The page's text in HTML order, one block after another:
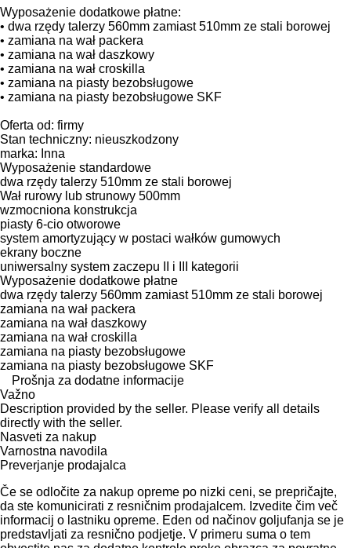
Wyposażenie dodatkowe płatne:
• dwa rzędy talerzy 560mm zamiast 510mm ze stali borowej
• zamiana na wał packera
• zamiana na wał daszkowy
• zamiana na wał croskilla
• zamiana na piasty bezobsługowe
• zamiana na piasty bezobsługowe SKF
Oferta od: firmy
Stan techniczny: nieuszkodzony
marka: Inna
Wyposażenie standardowe
dwa rzędy talerzy 510mm ze stali borowej
Wał rurowy lub strunowy 500mm
wzmocniona konstrukcja
piasty 6-cio otworowe
system amortyzujący w postaci wałków gumowych
ekrany boczne
uniwersalny system zaczepu II i III kategorii
Wyposażenie dodatkowe płatne
dwa rzędy talerzy 560mm zamiast 510mm ze stali borowej
zamiana na wał packera
zamiana na wał daszkowy
zamiana na wał croskilla
zamiana na piasty bezobsługowe
zamiana na piasty bezobsługowe SKF
Prošnja za dodatne informacije
Važno
Description provided by the seller. Please verify all details
directly with the seller.
Nasveti za nakup
Varnostna navodila
Preverjanje prodajalca
Če se odločite za nakup opreme po nizki ceni, se prepričajte,
da ste komunicirati z resničnim prodajalcem. Izvedite čim več
informacij o lastniku opreme. Eden od načinov goljufanja se je
predstavljati za resnično podjetje. V primeru suma o tem